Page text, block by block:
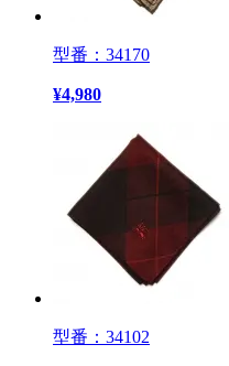
型番：34170
¥4,980
型番：34102